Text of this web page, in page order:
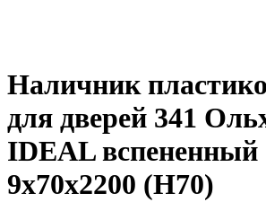
Наличник
для дверей 341
IDEAL вспененный
9х70х2200 (Н70)